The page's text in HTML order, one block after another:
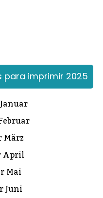
para imprimir 2025
März
April
Mai
Juni